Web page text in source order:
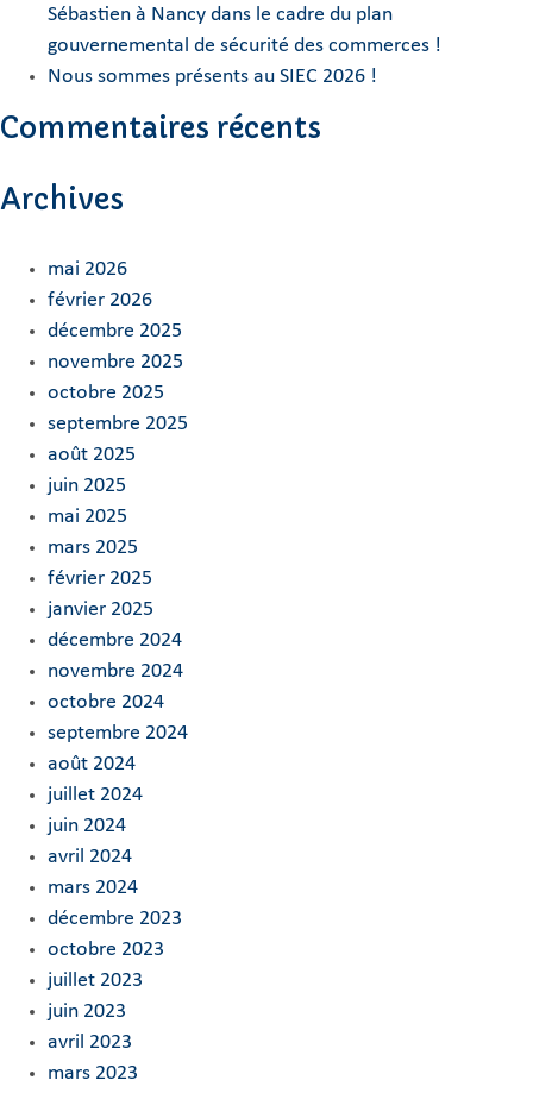
Sébastien à Nancy dans le cadre du plan
gouvernemental de sécurité des commerces !
Nous sommes présents au SIEC 2026 !
Commentaires récents
Archives
mai 2026
février 2026
décembre 2025
novembre 2025
octobre 2025
septembre 2025
août 2025
juin 2025
mai 2025
mars 2025
février 2025
janvier 2025
décembre 2024
novembre 2024
octobre 2024
septembre 2024
août 2024
juillet 2024
juin 2024
avril 2024
mars 2024
décembre 2023
octobre 2023
juillet 2023
juin 2023
avril 2023
mars 2023